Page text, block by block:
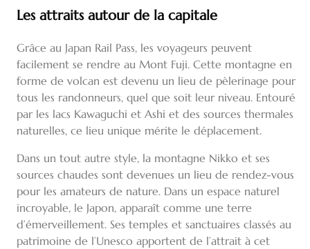
Les attraits autour de la capitale
Grâce au Japan Rail Pass, les voyageurs peuvent
facilement se rendre au Mont Fuji. Cette montagne en
forme de volcan est devenu un lieu de pèlerinage pour
tous les randonneurs, quel que soit leur niveau. Entouré
par les lacs Kawaguchi et Ashi et des sources thermales
naturelles, ce lieu unique mérite le déplacement.
Dans un tout autre style, la montagne Nikko et ses
sources chaudes sont devenues un lieu de rendez-vous
pour les amateurs de nature. Dans un espace naturel
incroyable, le Japon, apparaît comme une terre
d’émerveillement. Ses temples et sanctuaires classés au
patrimoine de l’Unesco apportent de l’attrait à cet